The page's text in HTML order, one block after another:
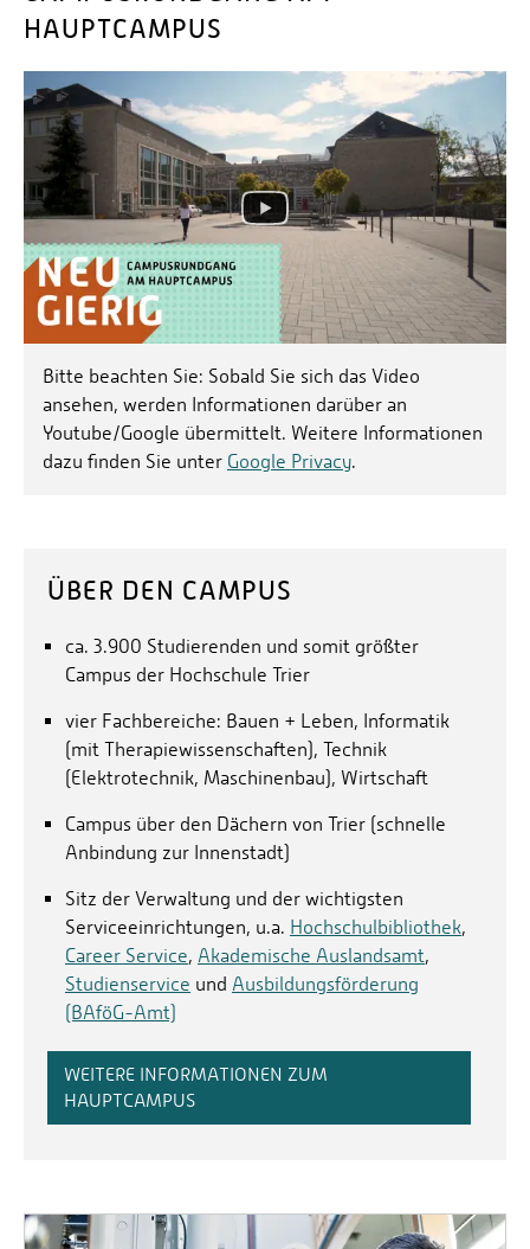
HAUPTCAMPUS
Bitte beachten Sie: Sobald Sie sich das Video
ansehen, werden Informationen darüber an
Youtube/Google übermittelt. Weitere Informationen
dazu finden Sie unter Google Privacy.
ÜBER DEN CAMPUS
ca. 3.900 Studierenden und somit größter
Campus der Hochschule Trier
vier Fachbereiche: Bauen + Leben, Informatik
(mit Therapiewissenschaften), Technik
(Elektrotechnik, Maschinenbau), Wirtschaft
Campus über den Dächern von Trier (schnelle
Anbindung zur Innenstadt)
Sitz der Verwaltung und der wichtigsten
Serviceeinrichtungen, u.a. Hochschulbibliothek,
Career Service, Akademische Auslandsamt,
Studienservice und Ausbildungsförderung
(BAföG-Amt)
WEITERE INFORMATIONEN ZUM
HAUPTCAMPUS